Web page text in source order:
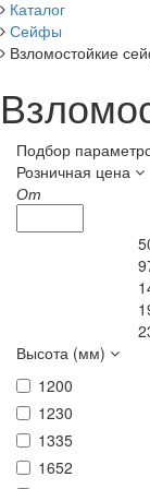
Каталог
Сейфы
Взломостойкие
Подбор
Розничная цена
От
Высота (мм)
1200
1230
1335
1652